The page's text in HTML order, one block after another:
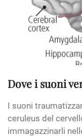
Dove i suoni
I suoni
ceruleus del
immagazzinarli